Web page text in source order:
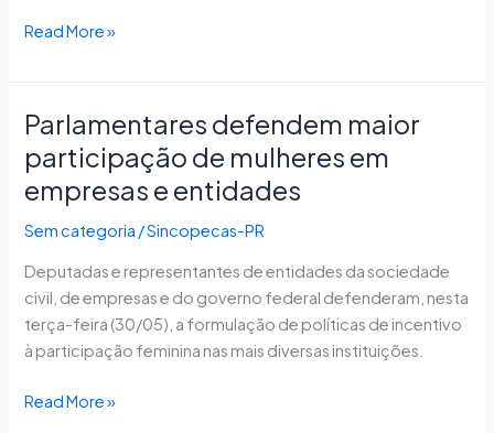
Read More »
Parlamentares defendem maior
participação de mulheres em
empresas e entidades
Sem categoria /Sincopecas-PR
Deputadas e representantes de entidades da sociedade
civil, de empresas e do governo federal defenderam, nesta
terça-feira (30/05), a formulação de políticas de incentivo
à participação feminina nas mais diversas instituições.
Parlamentares
defendem
maior
participação
de
em
empresas
e
entidades
Read More »